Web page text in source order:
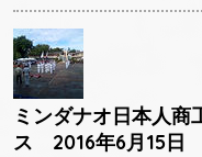
ミンダナオ日本人商
ス 2016年6月15日